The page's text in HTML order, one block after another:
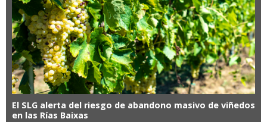
El SLG alerta del riesgo de abandono masivo de viñedos
en las Rías Baixas